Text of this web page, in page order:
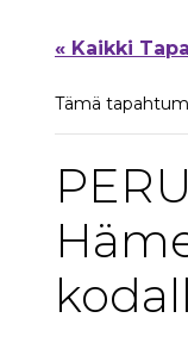
« Kaikki
Tämä